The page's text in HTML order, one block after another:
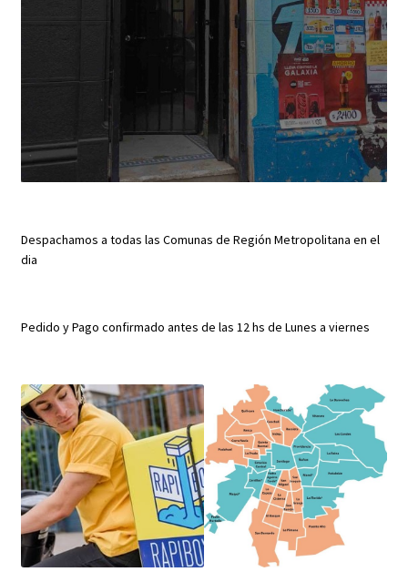
Despachamos a todas las Comunas de Región Metropolitana en el
dia
Pedido y Pago confirmado antes de las 12 hs de Lunes a viernes